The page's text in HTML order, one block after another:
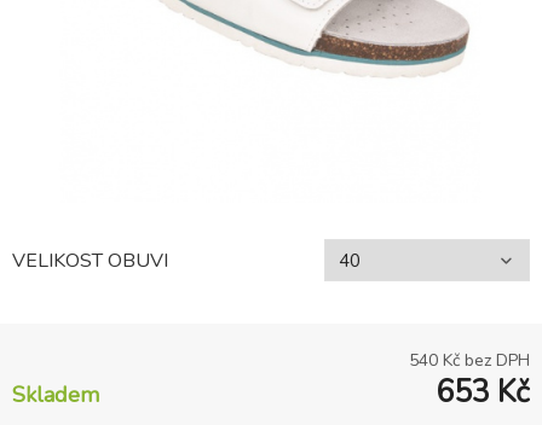
VELIKOST OBUVI
540 Kč bez DPH
Skladem 653 Kč